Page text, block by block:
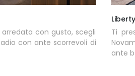
con gusto, scegli
con ante scorrevoli di
Liberty
Ti
ante